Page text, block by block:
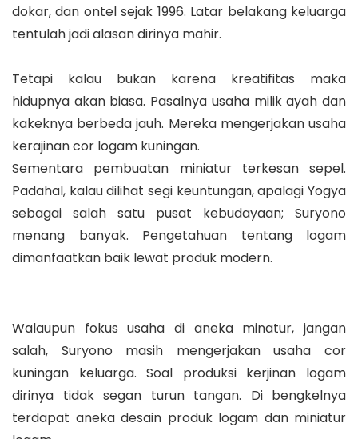
dokar, dan ontel sejak 1996. Latar belakang keluarga
tentulah jadi alasan dirinya mahir.
Tetapi kalau bukan karena kreatifitas maka
hidupnya akan biasa. Pasalnya usaha milik ayah dan
kakeknya berbeda jauh. Mereka mengerjakan usaha
kerajinan cor logam kuningan.
Sementara pembuatan miniatur terkesan sepel.
Padahal, kalau dilihat segi keuntungan, apalagi Yogya
sebagai salah satu pusat kebudayaan; Suryono
menang banyak. Pengetahuan tentang logam
dimanfaatkan baik lewat produk modern.
Walaupun fokus usaha di aneka minatur, jangan
salah, Suryono masih mengerjakan usaha cor
kuningan keluarga. Soal produksi kerjinan logam
dirinya tidak segan turun tangan. Di bengkelnya
terdapat aneka desain produk logam dan miniatur